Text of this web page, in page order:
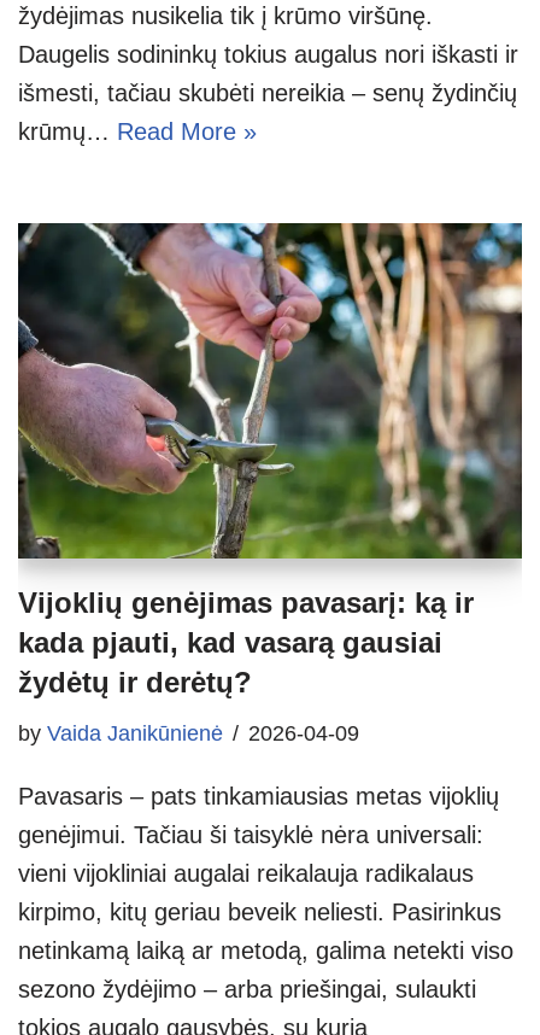
žydėjimas nusikelia tik į krūmo viršūnę.
Daugelis sodininkų tokius augalus nori iškasti ir
išmesti, tačiau skubėti nereikia – senų žydinčių
krūmų… Read More »
Vijoklių genėjimas pavasarį: ką ir
kada pjauti, kad vasarą gausiai
žydėtų ir derėtų?
by Vaida Janikūnienė 2026-04-09
Pavasaris – pats tinkamiausias metas vijoklių
genėjimui. Tačiau ši taisyklė nėra universali:
vieni vijokliniai augalai reikalauja radikalaus
kirpimo, kitų geriau beveik neliesti. Pasirinkus
netinkamą laiką ar metodą, galima netekti viso
sezono žydėjimo – arba priešingai, sulaukti
tokios augalo gausybės, su kuria